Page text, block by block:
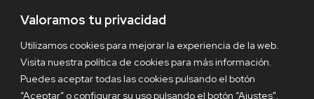
Valoramos tu privacidad
Utilizamos cookies para mejorar la experiencia de la web.
Visita nuestra política de cookies para más información.
Puedes aceptar todas las cookies pulsando el botón
“Aceptar” o configurar su uso pulsando el botón “Ajustes".
Pero como especialista en redes
sociales, me alegro mucho de que en
TikTok la vara de medir sea diferente
porque por fin tenemos una red